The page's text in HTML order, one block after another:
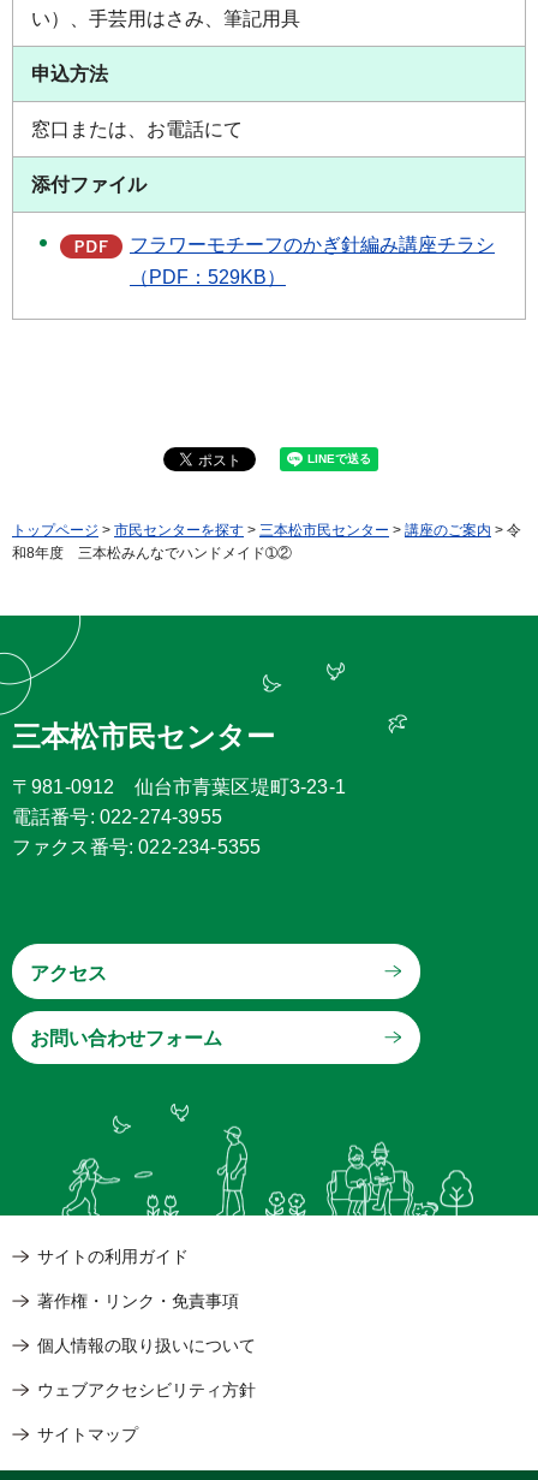
い）、手芸用はさみ、筆記用具
申込方法
窓口または、お電話にて
添付ファイル
フラワーモチーフのかぎ針編み講座チラシ
（PDF：529KB）
トップページ > 市民センターを探す > 三本松市民センター > 講座のご案内 > 令
和8年度 三本松みんなでハンドメイド➀②
三本松市民センター
〒981-0912 仙台市青葉区堤町3-23-1
電話番号: 022-274-3955
ファクス番号: 022-234-5355
アクセス
サイトの利用ガイド
著作権・リンク・免責事項
個人情報の取り扱いについて
ウェブアクセシビリティ方針
サイトマップ